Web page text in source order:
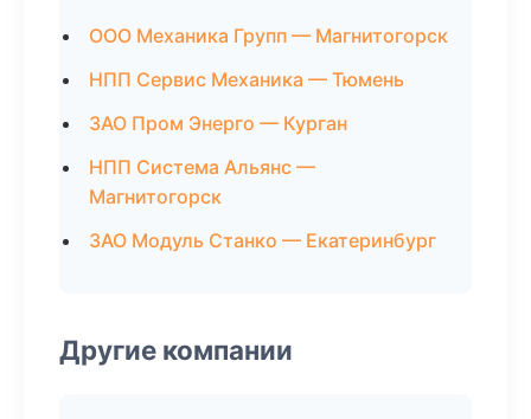
ООО Механика Групп — Магнитогорск
НПП Сервис Механика — Тюмень
ЗАО Пром Энерго — Курган
НПП Система Альянс —
Магнитогорск
ЗАО Модуль Станко — Екатеринбург
Другие компании